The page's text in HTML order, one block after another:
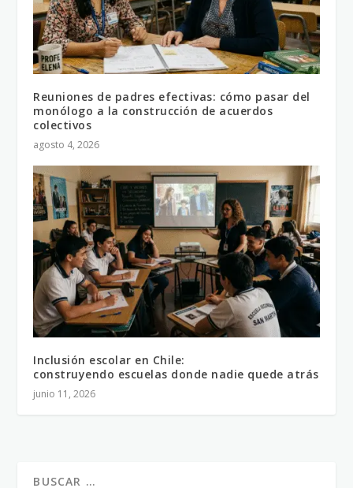
Reuniones de padres efectivas: cómo pasar del
monólogo a la construcción de acuerdos
colectivos
agosto 4, 2026
Inclusión escolar en Chile:
construyendo escuelas donde nadie quede atrás
junio 11, 2026